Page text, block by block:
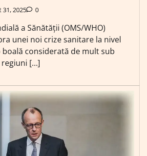
31, 2025 0
a Sănătății (OMS/WHO)
unei noi crize sanitare la nivel
boală considerată de mult sub
[…]